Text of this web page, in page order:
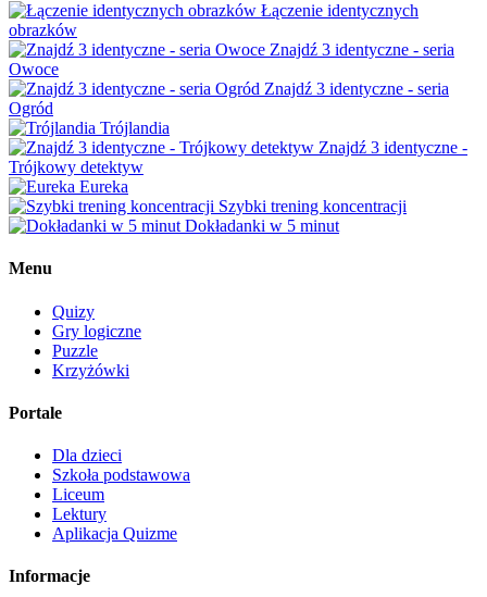
Łączenie identycznych
obrazków
Znajdź 3 identyczne - seria
Owoce
Znajdź 3 identyczne - seria
Ogród
Trójlandia
Znajdź 3 identyczne -
Trójkowy detektyw
Eureka
Szybki trening koncentracji
Dokładanki w 5 minut
Menu
Quizy
Gry logiczne
Puzzle
Krzyżówki
Portale
Dla dzieci
Szkoła podstawowa
Liceum
Lektury
Aplikacja Quizme
Informacje